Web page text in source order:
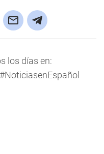
los días en: